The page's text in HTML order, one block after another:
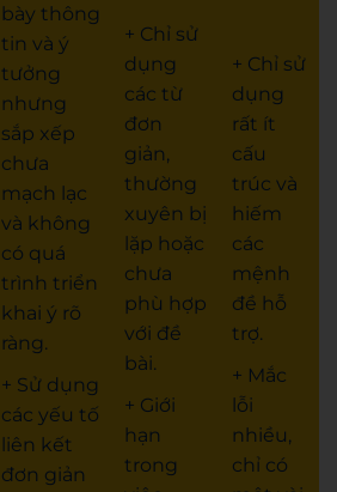
bày thông
tin và ý
tưởng
nhưng
sắp xếp
chưa
mạch lạc
và không
có quá
trình triển
khai ý rõ
ràng.
+ Sử dụng
các yếu tố
liên kết
đơn giản
+ Chỉ sử
dụng
các từ
đơn
giản,
thường
xuyên bị
lặp hoặc
chưa
phù hợp
với đề
bài.
+ Giới
hạn
trong
+ Chỉ sử
dụng
rất ít
cấu
trúc và
hiếm
các
mệnh
đề hỗ
trợ.
+ Mắc
lỗi
nhiều,
chỉ có